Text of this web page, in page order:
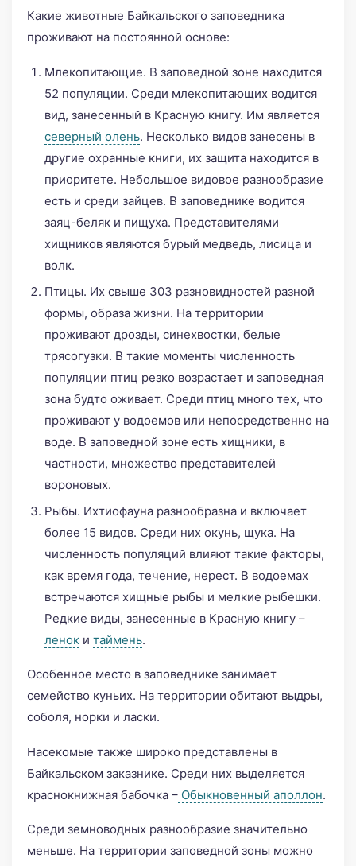
Какие животные Байкальского заповедника
проживают на постоянной основе:
Млекопитающие. В заповедной зоне находится
52 популяции. Среди млекопитающих водится
вид, занесенный в Красную книгу. Им является
северный олень. Несколько видов занесены в
другие охранные книги, их защита находится в
приоритете. Небольшое видовое разнообразие
есть и среди зайцев. В заповеднике водится
заяц-беляк и пищуха. Представителями
хищников являются бурый медведь, лисица и
волк.
Птицы. Их свыше 303 разновидностей разной
формы, образа жизни. На территории
проживают дрозды, синехвостки, белые
трясогузки. В такие моменты численность
популяции птиц резко возрастает и заповедная
зона будто оживает. Среди птиц много тех, что
проживают у водоемов или непосредственно на
воде. В заповедной зоне есть хищники, в
частности, множество представителей
вороновых.
Рыбы. Ихтиофауна разнообразна и включает
более 15 видов. Среди них окунь, щука. На
численность популяций влияют такие факторы,
как время года, течение, нерест. В водоемах
встречаются хищные рыбы и мелкие рыбешки.
Редкие виды, занесенные в Красную книгу –
ленок итаймень.
Особенное место в заповеднике занимает
семейство куньих. На территории обитают выдры,
соболя, норки и ласки.
Насекомые также широко представлены в
Байкальском заказнике. Среди них выделяется
краснокнижная бабочка –Обыкновенный аполлон.
Среди земноводных разнообразие значительно
меньше. На территории заповедной зоны можно